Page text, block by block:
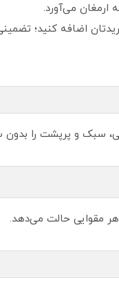
ارمغان می‌آورد.
اضافه کنید؛
سبک و پرپشت را بدون
مقوایی حالت می‌دهد.